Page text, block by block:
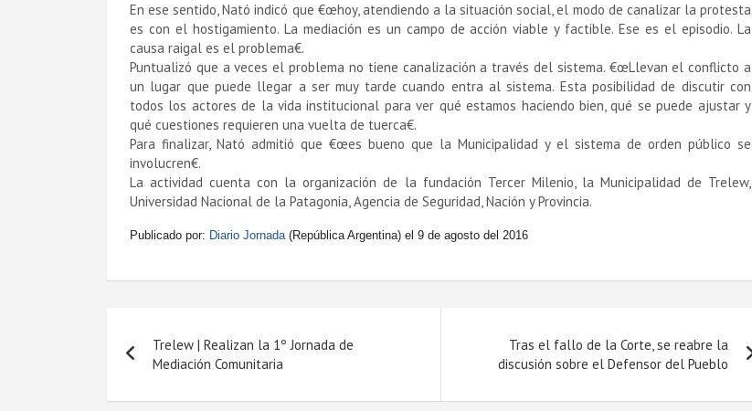
En ese sentido, Nató indicó que €œhoy, atendiendo a la situación social, el modo de canalizar la protesta
es con el hostigamiento. La mediación es un campo de acción viable y factible. Ese es el episodio. La
causa raigal es el problema€.
Puntualizó que a veces el problema no tiene canalización a través del sistema. €œLlevan el conflicto a
un lugar que puede llegar a ser muy tarde cuando entra al sistema. Esta posibilidad de discutir con
todos los actores de la vida institucional para ver qué estamos haciendo bien, qué se puede ajustar y
qué cuestiones requieren una vuelta de tuerca€.
Para finalizar, Nató admitió que €œes bueno que la Municipalidad y el sistema de orden público se
involucren€.
La actividad cuenta con la organización de la fundación Tercer Milenio, la Municipalidad de Trelew,
Universidad Nacional de la Patagonia, Agencia de Seguridad, Nación y Provincia.
Publicado por: Diario Jornada(República Argentina) el 9 de agosto del 2016
de
entradas
Trelew | Realizan la 1º Jornada de
Mediación Comunitaria
Tras el fallo de la Corte, se reabre la
discusión sobre el Defensor del Pueblo